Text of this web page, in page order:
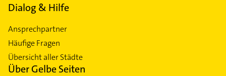
Dialog & Hilfe
Ansprechpartner
Häufige Fragen
Übersicht aller Städte
Über Gelbe Seiten